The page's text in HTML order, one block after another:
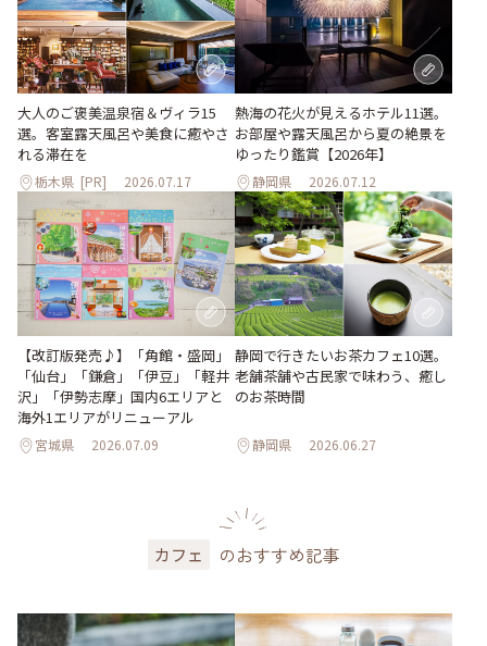
大人のご褒美温泉宿＆ヴィラ15
選。客室露天風呂や美食に癒やさ
れる滞在を
栃木県 [PR] 2026.07.17
熱海の花火が見えるホテル11選。
お部屋や露天風呂から夏の絶景を
ゆったり鑑賞【2026年】
静岡県 2026.07.12
【改訂版発売♪】「角館・盛岡」
「仙台」「鎌倉」「伊豆」「軽井
沢」「伊勢志摩」国内6エリアと
海外1エリアがリニューアル
宮城県 2026.07.09
静岡で行きたいお茶カフェ10選。
老舗茶舗や古民家で味わう、癒し
のお茶時間
静岡県 2026.06.27
カフェ のおすすめ記事